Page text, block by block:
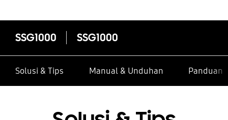
SSG1000 SSG1000
Solusi & Tips Manual & Unduhan Panduan